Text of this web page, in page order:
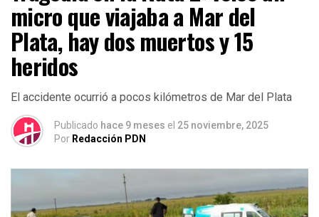
micro que viajaba a Mar del
Plata, hay dos muertos y 15
heridos
El accidente ocurrió a pocos kilómetros de Mar del Plata
Publicado hace 9 meses el 25 noviembre, 2025
Por Redacción PDN